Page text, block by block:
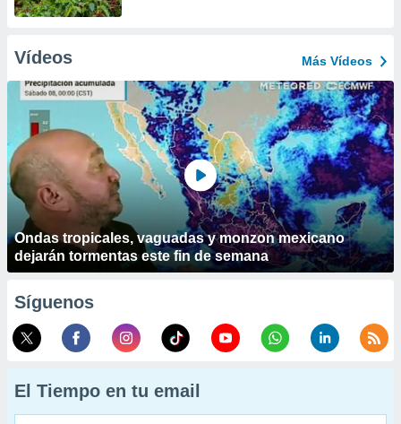
Vídeos Más Vídeos
Ondas tropicales, vaguadas y monzon mexicano
dejarán tormentas este fin de semana
Síguenos
El Tiempo en tu email